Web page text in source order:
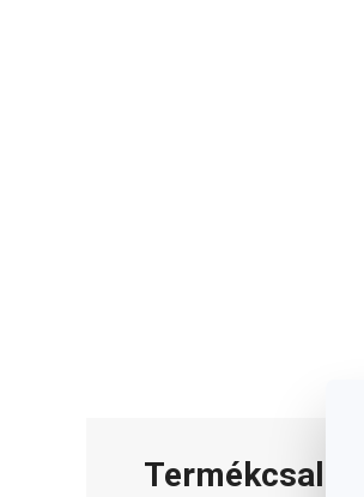
Termékcsalád